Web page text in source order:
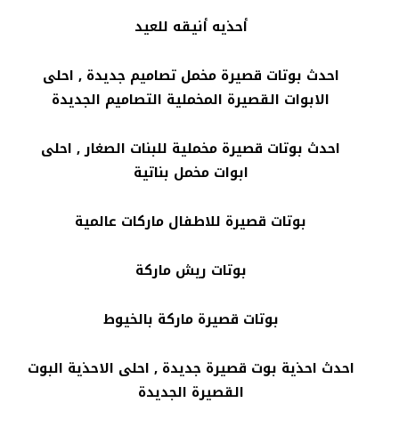
أحذيه أنيقه للعيد
احدث بوتات قصيرة مخمل تصاميم جديدة , احلى
الابوات القصيرة المخملية التصاميم الجديدة
احدث بوتات قصيرة مخملية للبنات الصغار , احلى
ابوات مخمل بناتية
بوتات قصيرة للاطفال ماركات عالمية
بوتات ريش ماركة
بوتات قصيرة ماركة بالخيوط
احدث احذية بوت قصيرة جديدة , احلى الاحذية البوت
القصيرة الجديدة